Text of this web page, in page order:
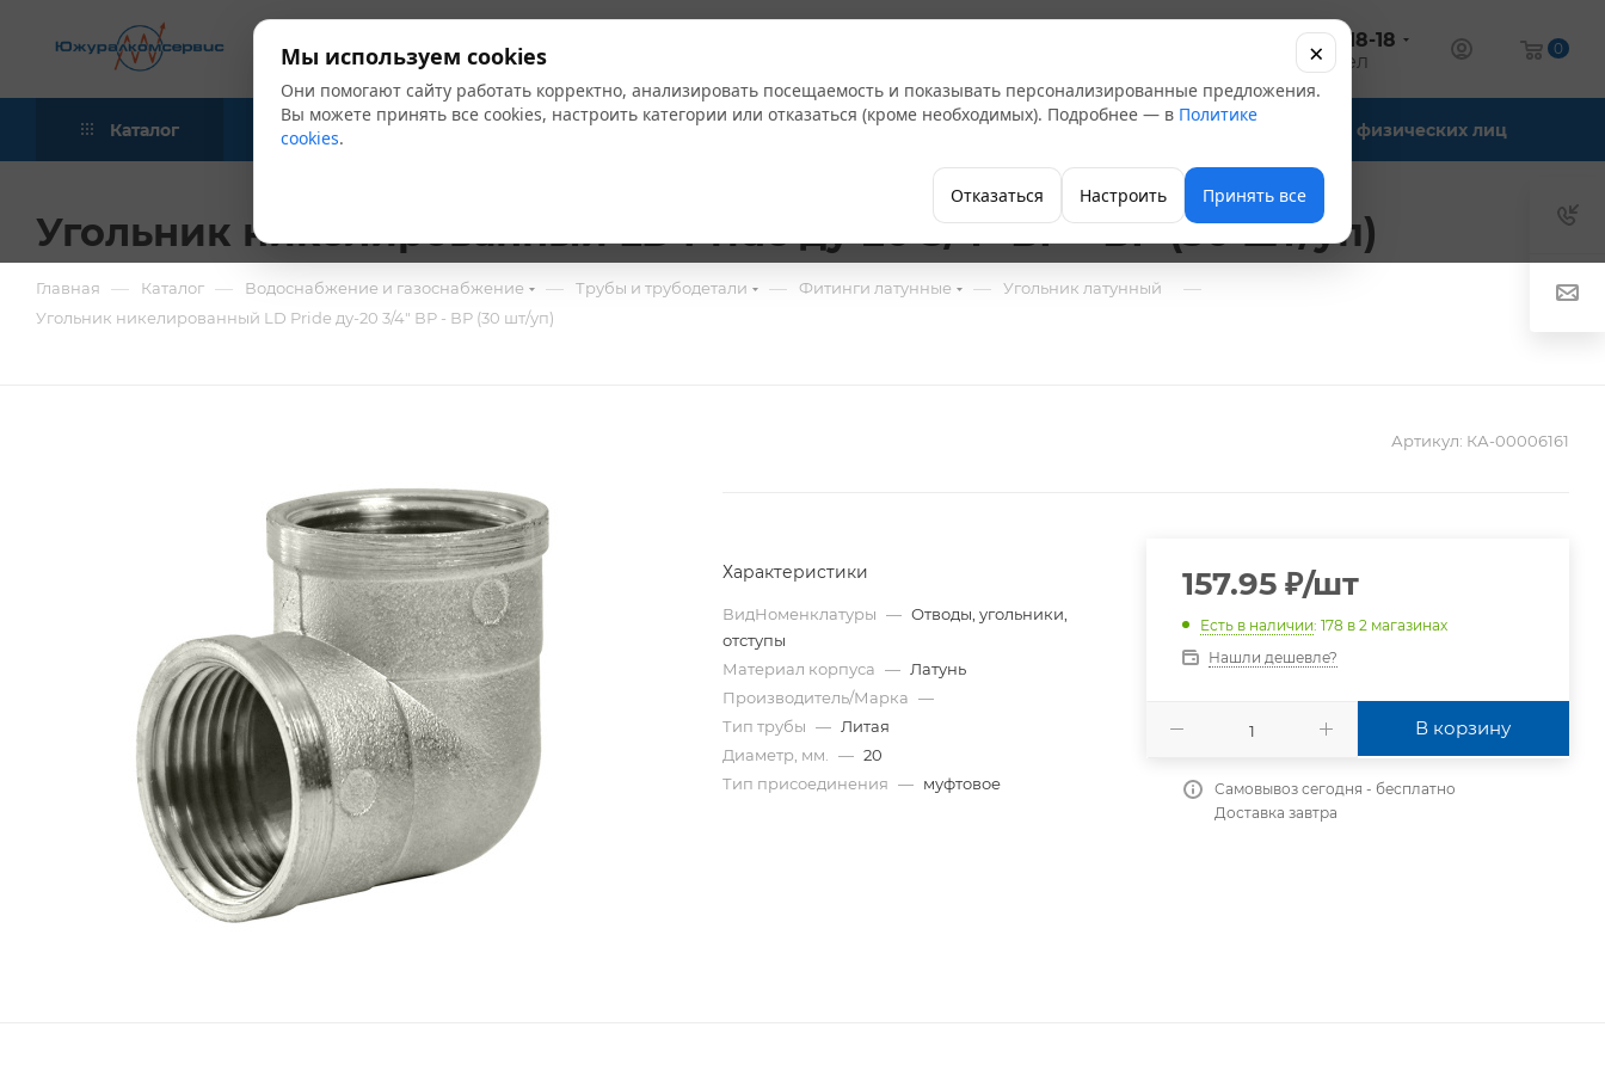
+7 (347) 246-18-18
оптовый отдел
0
Каталог Акции Бренды Компания Офис-склады Для физических лиц
Угольник никелированный LD Pride ду-20 3/4" ВР - ВР (30 шт/уп)
Главная — Каталог — Водоснабжение и газоснабжение — Трубы и трубодетали — Фитинги латунные — Угольник латунный —
Угольник никелированный LD Pride ду-20 3/4" ВР - ВР (30 шт/уп)
Артикул: КА-00006161
Характеристики
ВидНоменклатуры — Отводы, угольники,
отступы
Материал корпуса — Латунь
Производитель/Марка —
Тип трубы — Литая
Диаметр, мм.
— 20
Тип присоединения — муфтовое
157.95₽/шт
Есть в наличии: 178 в 2 магазинах
Нашли дешевле?
В корзину
Самовывоз сегодня - бесплатно
Доставка завтра
Мы используем cookies
Они помогают сайту работать корректно, анализировать посещаемость и показывать персонализированные предложения.
Вы можете принять все cookies, настроить категории или отказаться (кроме необходимых). Подробнее — в Политике
cookies.
Отказаться Настроить Принять все
×